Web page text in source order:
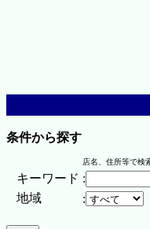
条件から探す
店名、住所等で検
キーワード :
地域
: